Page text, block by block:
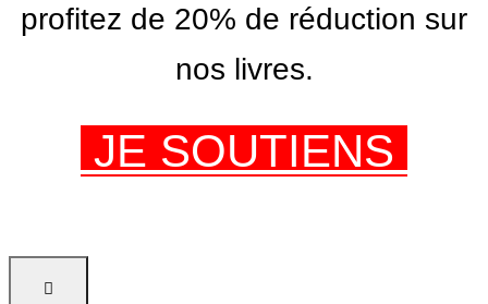
profitez de 20% de réduction sur
nos livres.
JE SOUTIENS